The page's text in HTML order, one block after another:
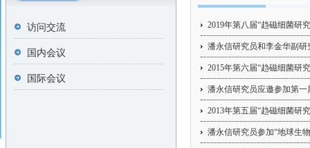
访问交流
国内会议
国际会议
2019年第八届“趋磁细菌研
潘永信研究员和李金华副
2015年第六届“趋磁细菌研
潘永信研究员应邀参加第
2013年第五届“趋磁细菌研
潘永信研究员参加“地球生